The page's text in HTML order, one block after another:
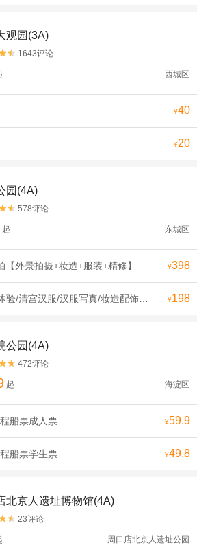
观园(3A)
1643评论
西城区
¥40
¥20
园(4A)
578评论
起 东城区
外景拍摄+妆造+服装+精修】 ¥398
¥198
公园(4A)
472评论
起 海淀区
船票成人票 ¥59.9
船票学生票 ¥49.8
北京人遗址博物馆(4A)
23评论
周口店北京人遗址公园